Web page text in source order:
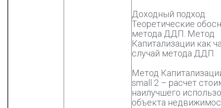
Доходный подход.
Теоретические
метода ДДП. Метод
Капитализации как
случай метода ДДП
Метод
small 2 – расчет
наилучшего
объекта